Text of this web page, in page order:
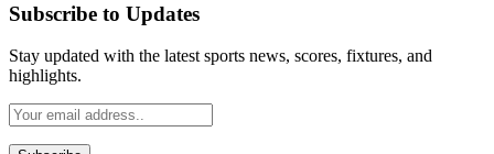
Subscribe to Updates
Stay updated with the latest sports news, scores, fixtures, and
highlights.